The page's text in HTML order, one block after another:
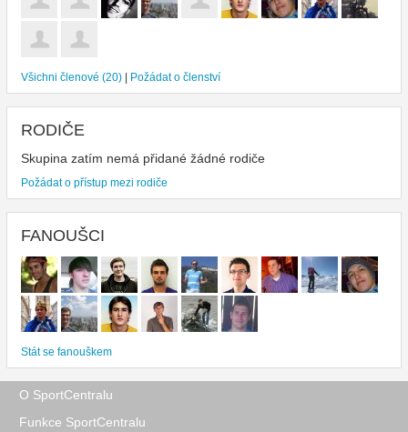
Všichni členové (20) Požádat o členství
RODIČE
Skupina zatím nemá přidané žádné rodiče
Požádat o přístup mezi rodiče
FANOUŠCI
Stát se fanouškem
O SportCentralu
Funkce SportCentralu